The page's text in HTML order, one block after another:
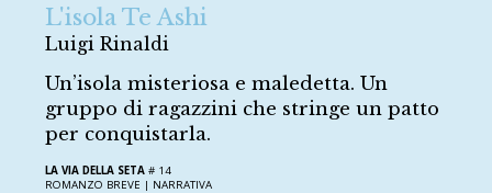
L'isola Te Ashi
Luigi Rinaldi
Un’isola misteriosa e maledetta. Un
gruppo di ragazzini che stringe un patto
per conquistarla.
LA VIA DELLA SETA # 14
ROMANZO BREVE | NARRATIVA